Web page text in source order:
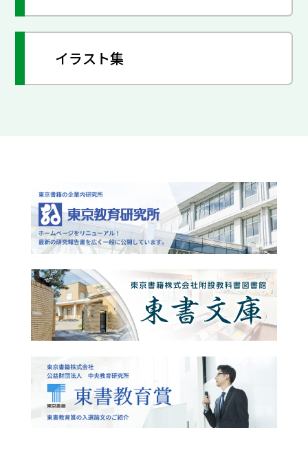
イラスト集